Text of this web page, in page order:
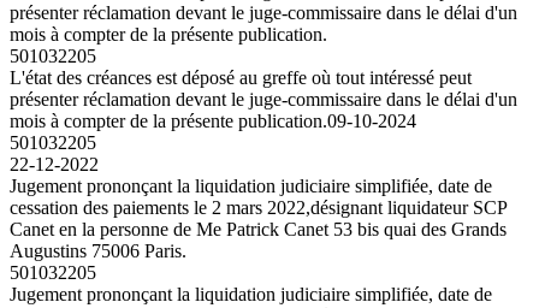
présenter réclamation devant le juge-commissaire dans le délai d'un
mois à compter de la présente publication.
501032205
L'état des créances est déposé au greffe où tout intéressé peut
présenter réclamation devant le juge-commissaire dans le délai d'un
mois à compter de la présente publication.09-10-2024
501032205
22-12-2022
Jugement prononçant la liquidation judiciaire simplifiée, date de
cessation des paiements le 2 mars 2022,désignant liquidateur SCP
Canet en la personne de Me Patrick Canet 53 bis quai des Grands
Augustins 75006 Paris.
501032205
Jugement prononçant la liquidation judiciaire simplifiée, date de